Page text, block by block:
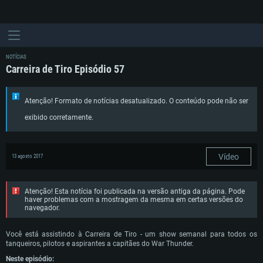
NOTÍCIAS
Carreira de Tiro Episódio 57
Atenção! Formato de notícias desatualizado. O conteúdo pode não ser
exibido corretamente.
13 agosto 2017 Vídeo
Atenção! Esta notícia foi publicada na versão antiga da página. Pode
haver problemas com a mostragem da mesma em certas versões do
navegador.
Você está assistindo à Carreira de Tiro - um show semanal para todos os
tanqueiros, pilotos e aspirantes a capitães do War Thunder.
Neste episódio: